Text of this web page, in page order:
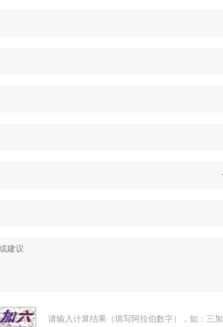
请输入计算结果（填写阿拉伯数字），如：三加